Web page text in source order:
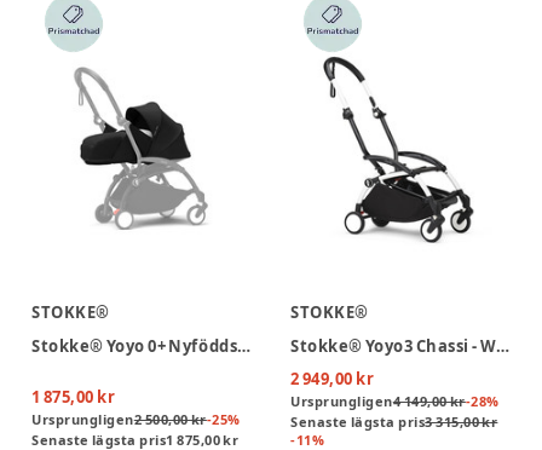
STOKKE®
Stokke® Yoyo 0+ Nyföddspaket - Black
1 875,00 kr
Ursprungligen2 500,00 kr-25%
Senaste lägsta pris1 875,00 kr
STOKKE®
Stokke® Yoyo3 Chassi - White
2 949,00 kr
Ursprungligen4 149,00 kr-28%
Senaste lägsta pris3 315,00 kr
-11%